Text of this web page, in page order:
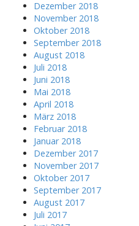
Dezember 2018
November 2018
Oktober 2018
September 2018
August 2018
Juli 2018
Juni 2018
Mai 2018
April 2018
März 2018
Februar 2018
Januar 2018
Dezember 2017
November 2017
Oktober 2017
September 2017
August 2017
Juli 2017